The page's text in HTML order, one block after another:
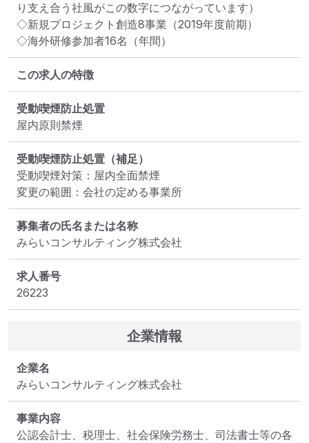
り支え合う社風がこの数字につながっています）
◇新規プロジェクト創造8事業（2019年度前期）
◇海外研修参加者16名（年間）
この求人の特徴
受動喫煙防止処置
屋内原則禁煙
受動喫煙防止処置（補足）
受動喫煙対策：屋内全面禁煙
変更の範囲：会社の定める事業所
募集者の氏名または名称
みらいコンサルティング株式会社
求人番号
26223
企業情報
企業名
みらいコンサルティング株式会社
事業内容
公認会計士、税理士、社会保険労務士、司法書士等の各